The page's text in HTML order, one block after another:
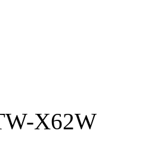
X62W